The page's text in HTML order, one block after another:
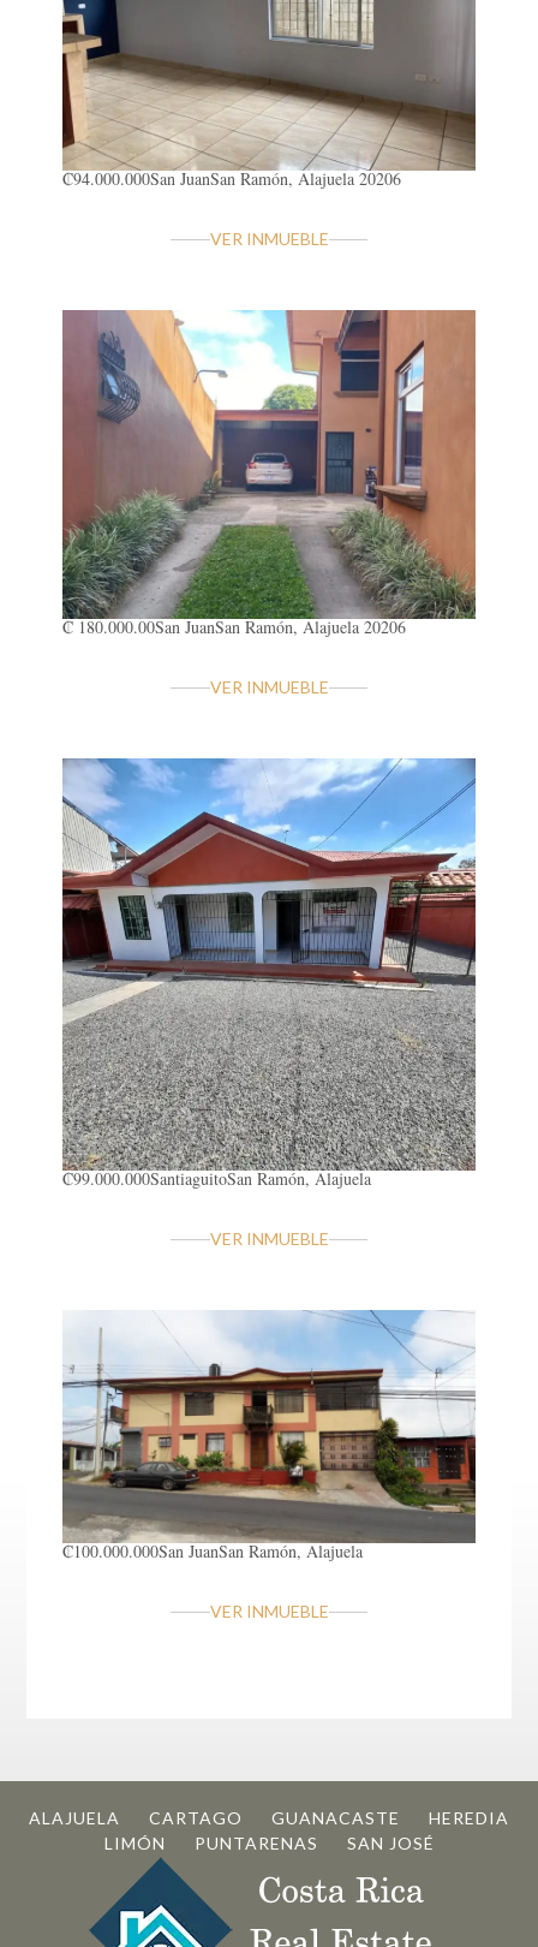
₡94.000.000San JuanSan Ramón, Alajuela 20206
VER INMUEBLE
₡ 180.000.00San JuanSan Ramón, Alajuela 20206
VER INMUEBLE
₡99.000.000SantiaguitoSan Ramón, Alajuela
VER INMUEBLE
₡100.000.000San JuanSan Ramón, Alajuela
VER INMUEBLE
ALAJUELA CARTAGO GUANACASTE
HEREDIA
LIMÓN
PUNTARENAS SAN JOSÉ